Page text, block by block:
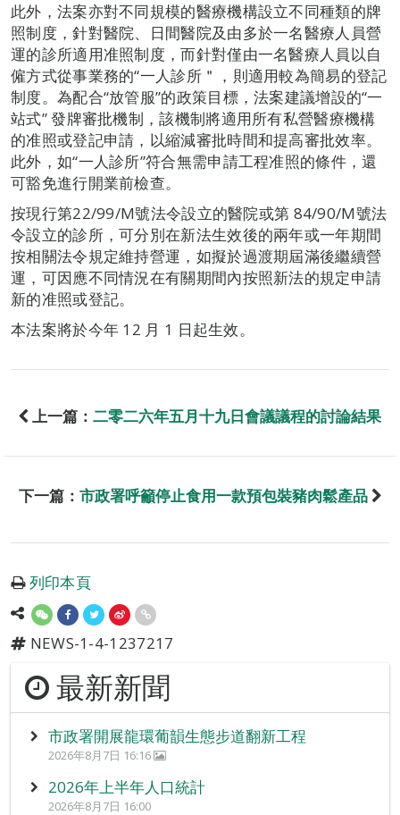
此外，法案亦對不同規模的醫療機構設立不同種類的牌
照制度，針對醫院、日間醫院及由多於一名醫療人員營
運的診所適用准照制度，而針對僅由一名醫療人員以自
僱方式從事業務的“一人診所＂，則適用較為簡易的登記
制度。為配合“放管服”的政策目標，法案建議增設的“一
站式” 發牌審批機制，該機制將適用所有私營醫療機構
的准照或登記申請，以縮減審批時間和提高審批效率。
此外，如“一人診所”符合無需申請工程准照的條件，還
可豁免進行開業前檢查。
按現行第22/99/M號法令設立的醫院或第 84/90/M號法
令設立的診所，可分別在新法生效後的兩年或一年期間
按相關法令規定維持營運，如擬於過渡期屆滿後繼續營
運，可因應不同情況在有關期間內按照新法的規定申請
新的准照或登記。
本法案將於今年 12 月 1 日起生效。
上一篇： 二零二六年五月十九日會議議程的討論結果
下一篇： 市政署呼籲停止食用一款預包裝豬肉鬆產品
列印本頁
NEWS-1-4-1237217
最新新聞
市政署開展龍環葡韻生態步道翻新工程
2026年8月7日 16:16
2026年上半年人口統計
2026年8月7日 16:00